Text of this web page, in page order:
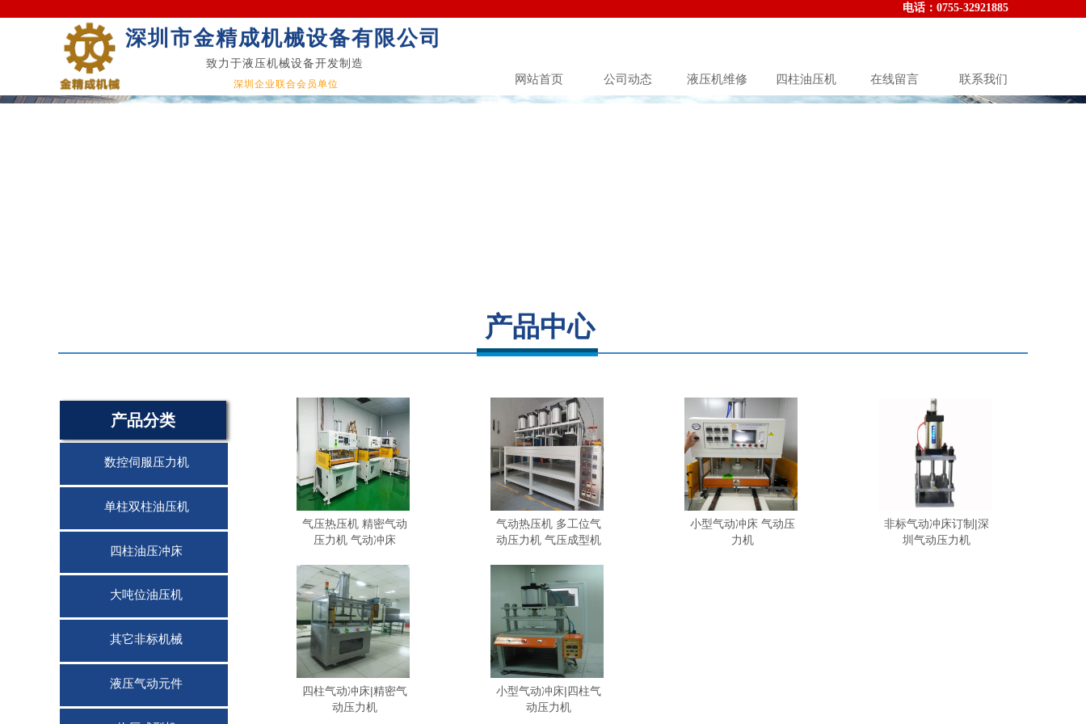
电话：010-000-000000
电话： 0755-32921885
致力于液压机械设备开发制造
深圳市金精成机械设备有限公司
深圳企业联合会员单位 网站首页 公司动态 液压机维修 四柱油压机 在线留言 联系我们
产品中心
气压热压机 精密气动
压力机 气动冲床
气动热压机 多工位气
动压力机 气压成型机
小型气动冲床 气动压
力机
非标气动冲床订制|深
圳气动压力机
四柱气动冲床|精密气
动压力机
小型气动冲床|四柱气
动压力机
产品分类
数控伺服压力机
单柱双柱油压机
四柱油压冲床
大吨位油压机
其它非标机械
液压气动元件